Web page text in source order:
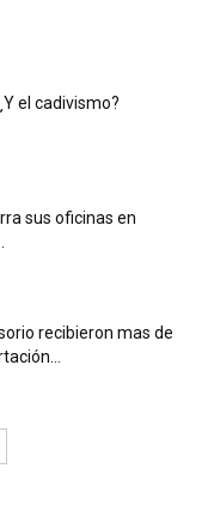
el cadivismo?
sus oficinas en
recibieron mas de